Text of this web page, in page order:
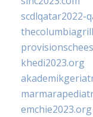
scdlqatar2022-
khedi2023.org
emchie2023.org